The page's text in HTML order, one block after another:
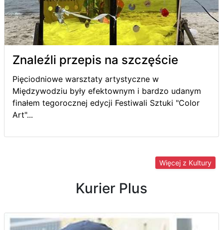
Znaleźli przepis na szczęście
Pięciodniowe warsztaty artystyczne w
Międzywodziu były efektownym i bardzo udanym
finałem tegorocznej edycji Festiwali Sztuki "Color
Art"...
Więcej z Kultury
Kurier Plus